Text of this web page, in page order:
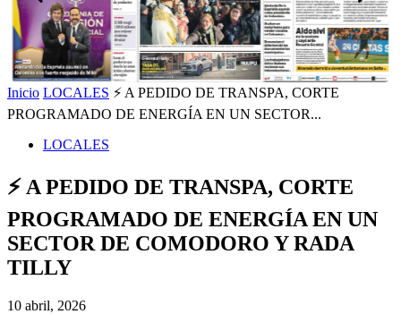
Inicio LOCALES ⚡ A PEDIDO DE TRANSPA, CORTE
PROGRAMADO DE ENERGÍA EN UN SECTOR...
LOCALES
⚡ A PEDIDO DE TRANSPA, CORTE
PROGRAMADO DE ENERGÍA EN UN
SECTOR DE COMODORO Y RADA
TILLY
10 abril, 2026